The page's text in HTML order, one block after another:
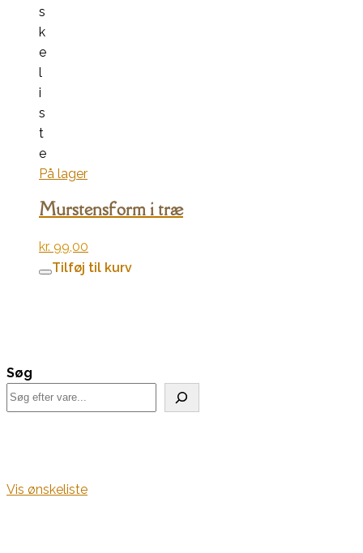
s
k
e
l
i
s
t
e
På lager
Murstensform i træ
kr. 99,00
Tilføj til kurv
Søg
Vis ønskeliste